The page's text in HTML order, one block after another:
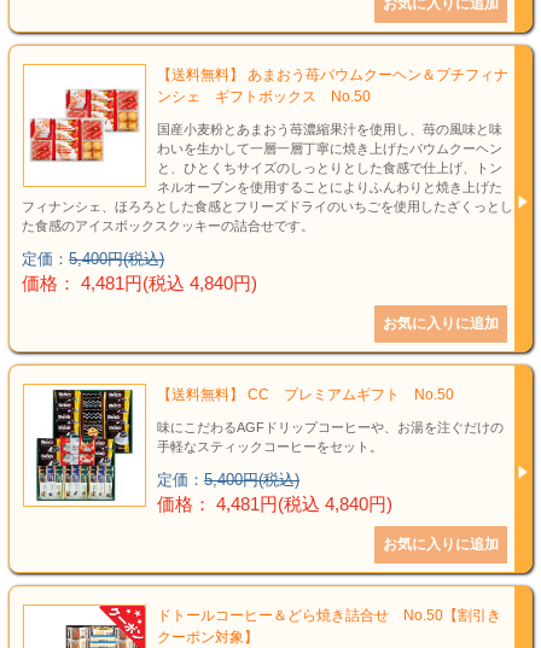
【送料無料】 あまおう苺バウムクーヘン＆プチフィナ
ンシェ ギフトボックス No.50
国産小麦粉とあまおう苺濃縮果汁を使用し、苺の風味と味
わいを生かして一層一層丁寧に焼き上げたバウムクーヘン
と、ひとくちサイズのしっとりとした食感で仕上げ、トン
ネルオーブンを使用することによりふんわりと焼き上げた
フィナンシェ、ほろろとした食感とフリーズドライのいちごを使用したざくっとし
た食感のアイスボックスクッキーの詰合せです。
定価： 5,400円(税込)
価格： 4,481円(税込 4,840円)
【送料無料】 CC プレミアムギフト No.50
味にこだわるAGFドリップコーヒーや、お湯を注ぐだけの
手軽なスティックコーヒーをセット。
定価： 5,400円(税込)
価格： 4,481円(税込 4,840円)
ドトールコーヒー＆どら焼き詰合せ No.50【割引き
クーポン対象】